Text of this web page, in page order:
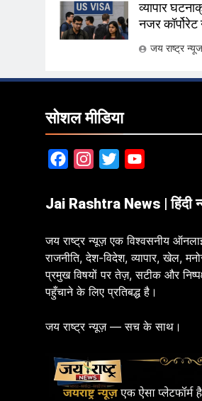
व्यापार
नजर
जय राष्ट्र न्यूज
सोशल मीडिया
FacebookInstagram
Twitter
Jai Rashtra News | हिंदी
जय राष्ट्र न्यूज़ एक विश्वसनीय
राजनीति, देश-विदेश, व्यापार, खेल,
प्रमुख विषयों पर तेज़, सटीक और
पहुँचाने के लिए प्रतिबद्ध है।
जय राष्ट्र न्यूज़ — सच के साथ।